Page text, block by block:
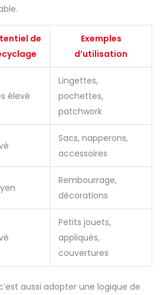
de
Exemples
d’utilisation
élevé
Lingettes,
pochettes,
patchwork
Sacs, napperons,
accessoires
Rembourrage,
décorations
Petits jouets,
appliqués,
couvertures
aussi adopter une logique de